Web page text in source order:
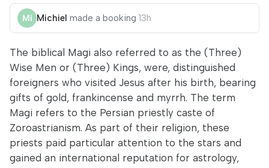
Michiel made a booking 13h
The biblical Magi also referred to as the (Three)
Wise Men or (Three) Kings, were, distinguished
foreigners who visited Jesus after his birth, bearing
gifts of gold, frankincense and myrrh. The term
Magi refers to the Persian priestly caste of
Zoroastrianism. As part of their religion, these
priests paid particular attention to the stars and
gained an international reputation for astrology,